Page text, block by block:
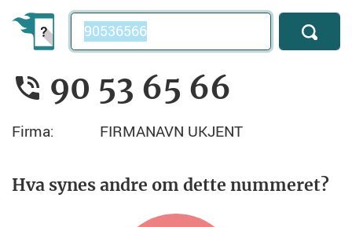
Telefonnummer
90 53 65 66
Firma: FIRMANAVN UKJENT
Hva synes andre om dette nummeret?